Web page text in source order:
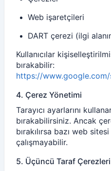
Web işaretçileri
DART çerezi (ilgi
Kullanıcılar
bırakabilir:
https://
4. Çerez Yönetimi
Tarayıcı ayarlarını
bırakabilirsiniz. Ancak
bırakılırsa bazı web
çalışmayabilir.
5. Üçüncü Taraf Çerezleri